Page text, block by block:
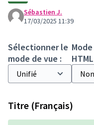
Sébastien J.
17/03/2025 11:39
Sélectionner le
mode de vue :
Titre (Français)